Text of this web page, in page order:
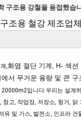
구조용 강철을 용접했습
조용 철강 제조업체
,화염 절단 기계, H- 섹션
서 무거운 용량 및 큰
입니다.우리는 설계
고, 작업장, 저장소, 헝거, 닭
유 및 가스, 발전소, 인프라 건